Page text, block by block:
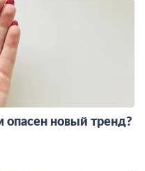
опасен новый тренд?